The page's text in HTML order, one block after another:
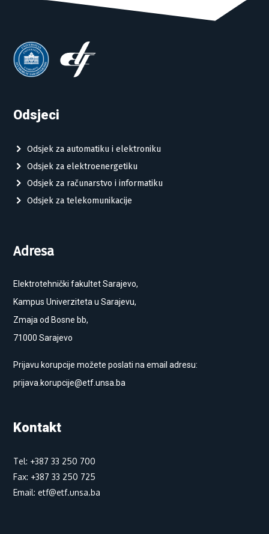
Odsjeci
Odsjek za automatiku i elektroniku
Odsjek za elektroenergetiku
Odsjek za računarstvo i informatiku
Odsjek za telekomunikacije
Adresa
Elektrotehnički fakultet Sarajevo,
Kampus Univerziteta u Sarajevu,
Zmaja od Bosne bb,
71000 Sarajevo
Prijavu korupcije možete poslati na email adresu:
prijava.korupcije@etf.unsa.ba
Kontakt
Tel: +387 33 250 700
Fax: +387 33 250 725
Email: etf@etf.unsa.ba